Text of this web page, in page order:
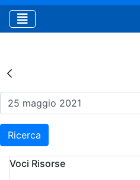
Risultati
Ricerca
Voci Risorse